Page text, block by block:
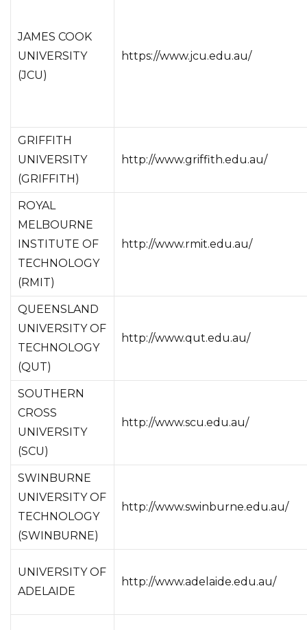
JAMES COOK
UNIVERSITY
(JCU)
https://www.jcu.edu.au/
GRIFFITH
UNIVERSITY
(GRIFFITH)
http://www.griffith.edu.au/
ROYAL
MELBOURNE
INSTITUTE OF
TECHNOLOGY
(RMIT)
http://www.rmit.edu.au/
QUEENSLAND
UNIVERSITY OF
TECHNOLOGY
(QUT)
http://www.qut.edu.au/
SOUTHERN
CROSS
UNIVERSITY
(SCU)
http://www.scu.edu.au/
SWINBURNE
UNIVERSITY OF
TECHNOLOGY
(SWINBURNE)
http://www.swinburne.edu.au/
UNIVERSITY OF
ADELAIDE
http://www.adelaide.edu.au/